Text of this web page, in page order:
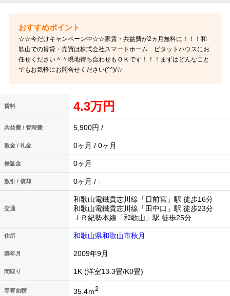
☆☆今だけキャンペーン中☆☆家賃・共益費が2ヵ月無料に！！！和
歌山での賃貸・売買は株式会社スマートホーム ピタットハウスにお
任せください＾＾現地待ち合わせもＯＫです！！！まずはどんなこと
でもお気軽にお問合せください(^^)/☆
賃料 4.3万円
共益費 / 管理費 5,900円 /
敷金 / 礼金 0ヶ月 / 0ヶ月
保証金 0ヶ月
敷引 / 償却 0ヶ月 / -
交通
和歌山電鐵貴志川線「日前宮」駅 徒歩16分
和歌山電鐵貴志川線「田中口」駅 徒歩23分
ＪＲ紀勢本線「和歌山」駅 徒歩25分
住所 和歌山県和歌山市秋月
築年月 2009年9月
間取り 1K (洋室13.3畳/K0畳)
専有面積 35.4ｍ2